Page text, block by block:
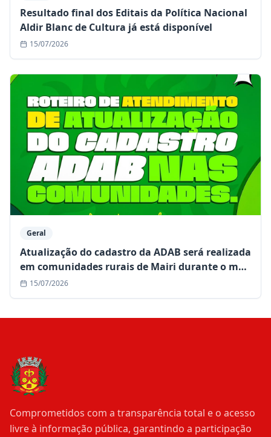
Resultado final dos Editais da Política Nacional
Aldir Blanc de Cultura já está disponível
15/07/2026
Geral
Atualização do cadastro da ADAB será realizada
em comunidades rurais de Mairi durante o mês
de julho
15/07/2026
Comprometidos com a transparência total e o acesso
livre à informação pública, garantindo a participação